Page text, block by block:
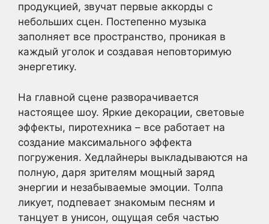
продукцией, звучат первые аккорды с
небольших сцен. Постепенно музыка
заполняет все пространство, проникая в
каждый уголок и создавая неповторимую
энергетику.
На главной сцене разворачивается
настоящее шоу. Яркие декорации, световые
эффекты, пиротехника – все работает на
создание максимального эффекта
погружения. Хедлайнеры выкладываются на
полную, даря зрителям мощный заряд
энергии и незабываемые эмоции. Толпа
ликует, подпевает знакомым песням и
танцует в унисон, ощущая себя частью